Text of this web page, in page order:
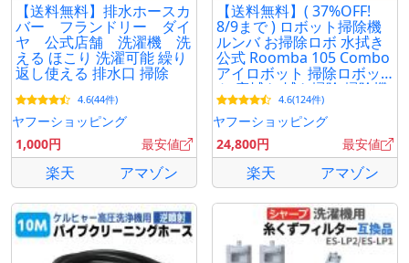
【送料無料】排水ホースカ
バー フランドリー ダイ
ヤ 公式店舗 洗濯機 洗
える ほこり 洗濯可能 繰り
返し使える 排水口 掃除
4.6(44件)
ヤフーショッピング
1,000円
最安値
楽天 アマゾン
【送料無料】( 37%OFF!
8/9まで ) ロボット掃除機
ルンバ お掃除ロボ 水拭き
公式 Roomba 105 Combo
アイロボット 掃除ロボッ
ト 床拭き 拭き掃除 掃除機
iRobotメーカー保証
4.6(124件)
ヤフーショッピング
24,800円
最安値
楽天 アマゾン